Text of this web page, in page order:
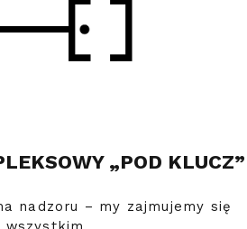
„POD KLUCZ”
nadzoru – my zajmujemy się